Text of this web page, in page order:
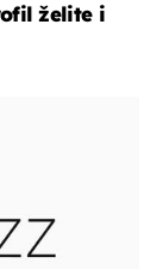
želite i